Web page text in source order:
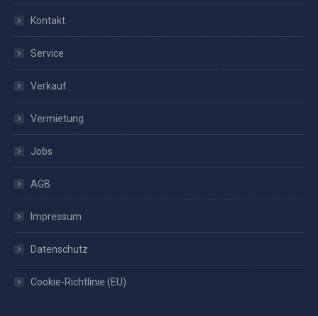
Kontakt
Service
Verkauf
Vermietung
Jobs
AGB
Impressum
Datenschutz
Cookie-Richtlinie (EU)